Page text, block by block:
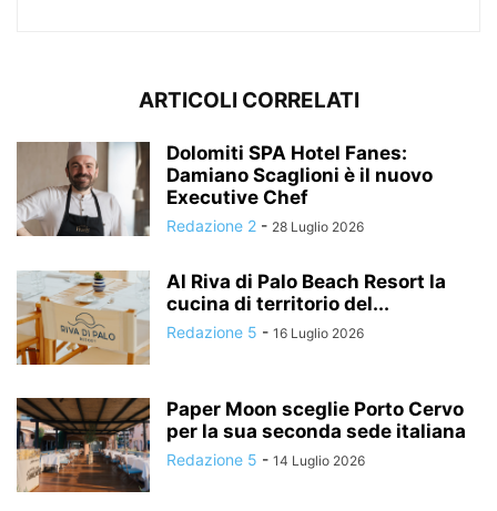
ARTICOLI CORRELATI
Dolomiti SPA Hotel Fanes:
Damiano Scaglioni è il nuovo
Executive Chef
Redazione 2 - 28 Luglio 2026
Al Riva di Palo Beach Resort la
cucina di territorio del...
Redazione 5 - 16 Luglio 2026
Paper Moon sceglie Porto Cervo
per la sua seconda sede italiana
Redazione 5 - 14 Luglio 2026